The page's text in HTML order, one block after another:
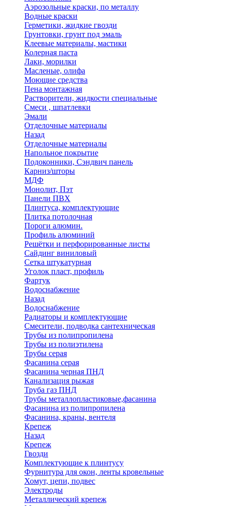
Аэрозольные краски, по металлу
Водные краски
Герметики, жидкие гвозди
Грунтовки, грунт под эмаль
Клеевые материалы, мастики
Колерная паста
Лаки, морилки
Масленые, олифа
Моющие средства
Пена монтажная
Растворители, жидкости специальные
Смеси , шпатлевки
Эмали
Отделочные материалы
Назад
Отделочные материалы
Напольное покрытие
Подоконники, Сэндвич панель
Карниз/шторы
МДФ
Монолит, Пэт
Панели ПВХ
Плинтуса, комплектующие
Плитка потолочная
Пороги алюмин.
Профиль алюминий
Решётки и перфорированные листы
Сайдинг виниловый
Сетка штукатурная
Уголок пласт, профиль
Фартук
Водоснабжение
Назад
Водоснабжение
Радиаторы и комплектующие
Смесители, подводка сантехническая
Трубы из полипропилена
Трубы из полиэтилена
Трубы серая
Фасанина серая
Фасанина черная ПНД
Канализация рыжая
Труба газ ПНД
Трубы металлопластиковые,фасанина
Фасанина из полипропилена
Фасанина, краны, вентеля
Крепеж
Назад
Крепеж
Гвозди
Комплектующие к плинтусу
Фурнитура для окон, ленты кровельные
Хомут, цепи, подвес
Электроды
Металлический крепеж